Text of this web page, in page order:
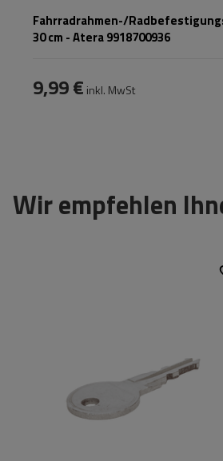
Fahrradrahmen-/
30 cm - Atera 9918700936
9,99 € inkl. MwSt
Wir empfehlen